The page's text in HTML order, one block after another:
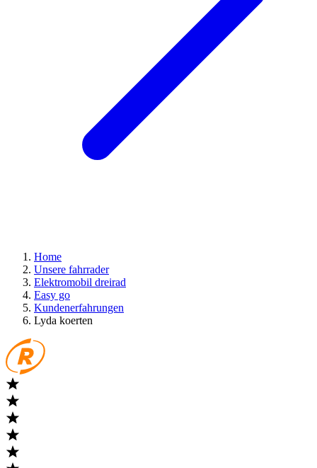
Home
Unsere fahrrader
Elektromobil dreirad
Easy go
Kundenerfahrungen
Lyda koerten